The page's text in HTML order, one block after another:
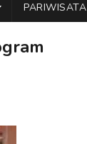
PARIWISATA